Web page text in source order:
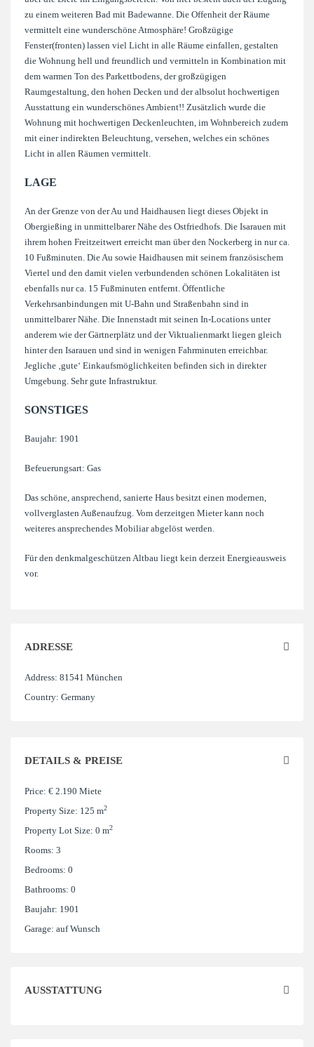
zu einem weiteren Bad mit Badewanne. Die Offenheit der Räume
vermittelt eine wunderschöne Atmosphäre! Großzügige
Fenster(fronten) lassen viel Licht in alle Räume einfallen, gestalten
die Wohnung hell und freundlich und vermitteln in Kombination mit
dem warmen Ton des Parkettbodens, der großzügigen
Raumgestaltung, den hohen Decken und der albsolut hochwertigen
Ausstattung ein wunderschönes Ambient!! Zusätzlich wurde die
Wohnung mit hochwertigen Deckenleuchten, im Wohnbereich zudem
mit einer indirekten Beleuchtung, versehen, welches ein schönes
Licht in allen Räumen vermittelt.
LAGE
An der Grenze von der Au und Haidhausen liegt dieses Objekt in
Obergießing in unmittelbarer Nähe des Ostfriedhofs. Die Isarauen mit
ihrem hohen Freitzeitwert erreicht man über den Nockerberg in nur ca.
10 Fußminuten. Die Au sowie Haidhausen mit seinem französischem
Viertel und den damit vielen verbundenden schönen Lokalitäten ist
ebenfalls nur ca. 15 Fußminuten entfernt. Öffentliche
Verkehrsanbindungen mit U-Bahn und Straßenbahn sind in
unmittelbarer Nähe. Die Innenstadt mit seinen In-Locations unter
anderem wie der Gärtnerplätz und der Viktualienmarkt liegen gleich
hinter den Isarauen und sind in wenigen Fahrminuten erreichbar.
Jegliche ‚gute‘ Einkaufsmöglichkeiten befinden sich in direkter
Umgebung. Sehr gute Infrastruktur.
SONSTIGES
Baujahr: 1901
Befeuerungsart: Gas
Das schöne, ansprechend, sanierte Haus besitzt einen modernen,
vollverglasten Außenaufzug. Vom derzeitgen Mieter kann noch
weiteres ansprechendes Mobiliar abgelöst werden.
Für den denkmalgeschützen Altbau liegt kein derzeit Energieausweis
vor.
ADRESSE
Address: 81541 München
Country: Germany
DETAILS & PREISE
Price: € 2.190 Miete
Property Size: 125 m2
Property Lot Size: 0 m2
Rooms: 3
Bedrooms: 0
Bathrooms: 0
Baujahr: 1901
Garage: auf Wunsch
AUSSTATTUNG